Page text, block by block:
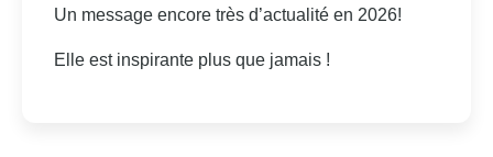
Un message encore très d’actualité en 2026!
Elle est inspirante plus que jamais !